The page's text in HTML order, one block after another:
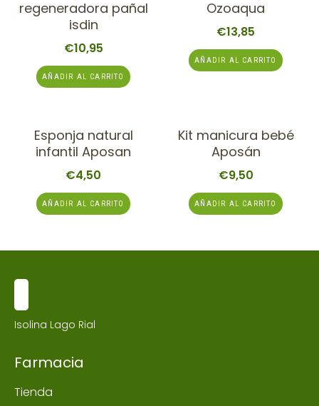
regeneradora pañal
isdin
€10,95
AÑADIR AL CARRITO
Ozoaqua
€13,85
AÑADIR AL CARRITO
Esponja natural
infantil Aposan
€4,50
AÑADIR AL CARRITO
Kit manicura bebé
Aposán
€9,50
AÑADIR AL CARRITO
Isolina Lago Rial
Farmacia
Tienda